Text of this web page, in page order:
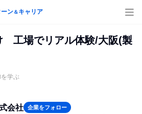
ーン＆キャリア
工場でリアル体験/大阪(製
学ぶ
会社 企業をフォロー